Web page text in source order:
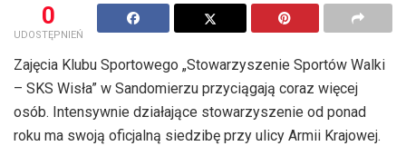
0
UDOSTĘPNIEŃ
Zajęcia Klubu Sportowego „Stowarzyszenie Sportów Walki
– SKS Wisła” w Sandomierzu przyciągają coraz więcej
osób. Intensywnie działające stowarzyszenie od ponad
roku ma swoją oficjalną siedzibę przy ulicy Armii Krajowej.